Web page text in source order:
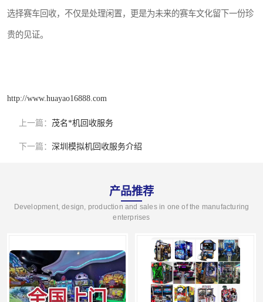
选择赛车回收，不仅是处理闲置，更是为未来的赛车文化留下一份珍
贵的见证。
http://www.huayao16888.com
上一篇： 茂名*机回收服务
下一篇： 深圳模拟机回收服务介绍
产品推荐
Development, design, production and sales in one of the manufacturing
enterprises